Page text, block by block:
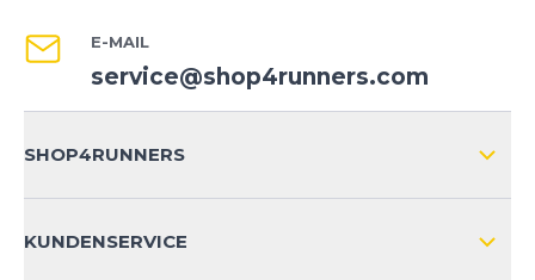
E-MAIL
service@shop4runners.com
SHOP4RUNNERS
KUNDENSERVICE